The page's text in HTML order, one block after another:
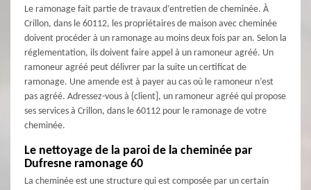
Le ramonage fait partie de travaux d’entretien de cheminée. À
Crillon, dans le 60112, les propriétaires de maison avec cheminée
doivent procéder à un ramonage au moins deux fois par an. Selon la
réglementation, ils doivent faire appel à un ramoneur agréé. Un
ramoneur agréé peut délivrer par la suite un certificat de
ramonage. Une amende est à payer au cas où le ramoneur n’est
pas agréé. Adressez-vous à {client], un ramoneur agréé qui propose
ses services à Crillon, dans le 60112 pour le ramonage de votre
cheminée.
Le nettoyage de la paroi de la cheminée par
Dufresne ramonage 60
La cheminée est une structure qui est composée par un certain